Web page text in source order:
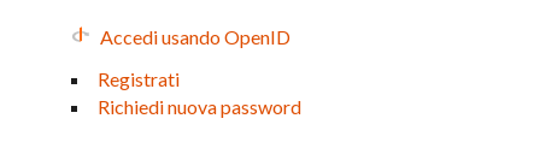
Accedi usando OpenID
Registrati
Richiedi nuova password